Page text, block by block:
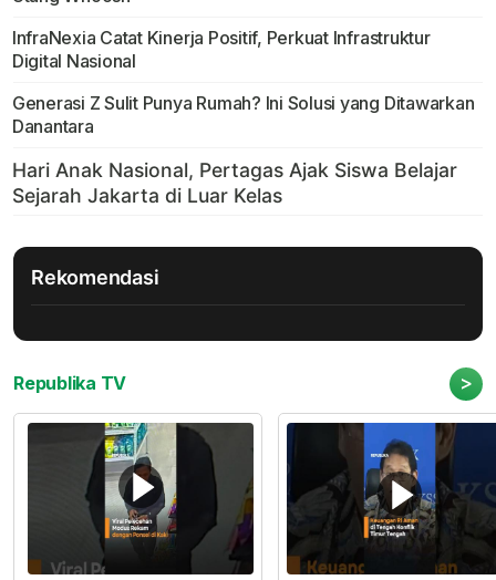
InfraNexia Catat Kinerja Positif, Perkuat Infrastruktur
Digital Nasional
Generasi Z Sulit Punya Rumah? Ini Solusi yang Ditawarkan
Danantara
Rekomendasi
Republika TV >